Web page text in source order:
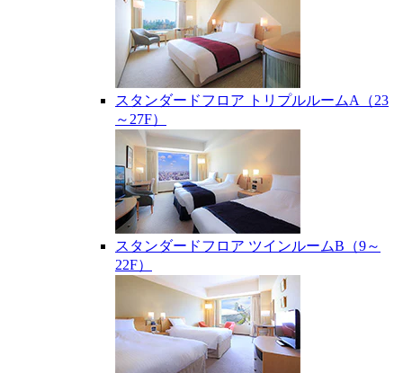
スタンダードフロア トリプルルームA（23
～27F）
スタンダードフロア ツインルームB（9～
22F）